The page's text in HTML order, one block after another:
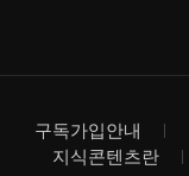
구독가입안내
지식콘텐츠란